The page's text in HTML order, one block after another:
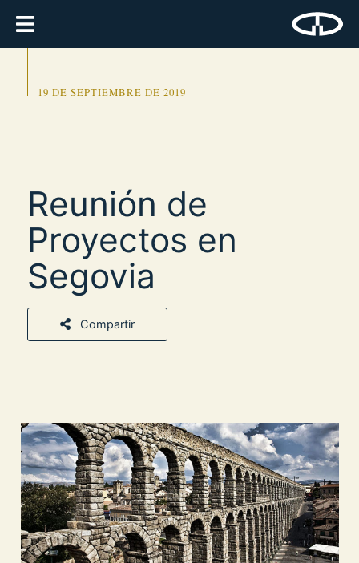
19 DE SEPTIEMBRE DE 2019
Reunión de
Proyectos en
Segovia
Compartir